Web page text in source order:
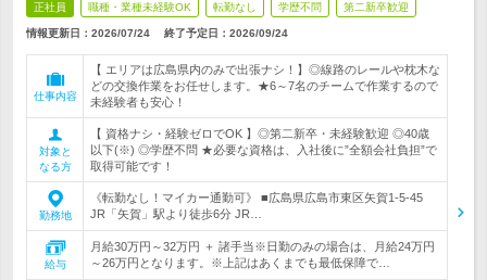
正社員 職種・業種未経験OK 転勤なし 学歴不問 第二新卒歓迎
情報更新日：2026/07/24 終了予定日： 2026/09/24
仕事内容
【 エリアは広島県内のみで出張ナシ！】◎線路のレールや枕木な
どの交換作業をお任せします。★6～7名のチームで作業するので
未経験者も安心！
対象と
なる方
【 資格ナシ・経験ゼロでOK 】◎第二新卒・未経験歓迎 ◎40歳
以下(※) ◎学歴不問 ★必要な資格は、入社後に”全額会社負担”で
取得可能です！
勤務地
《転勤なし！マイカー通勤可》 ■広島県広島市東区矢賀1-5-45
JR「矢賀」駅より徒歩6分 JR…
給与
月給30万円～32万円 ＋ 諸手当※日勤のみの場合は、月給24万円
～26万円となります。※上記はあくまでも最低保障で…